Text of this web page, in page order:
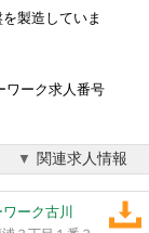
製造していま
ワーク求人番号
関連求人情報
ーク古川